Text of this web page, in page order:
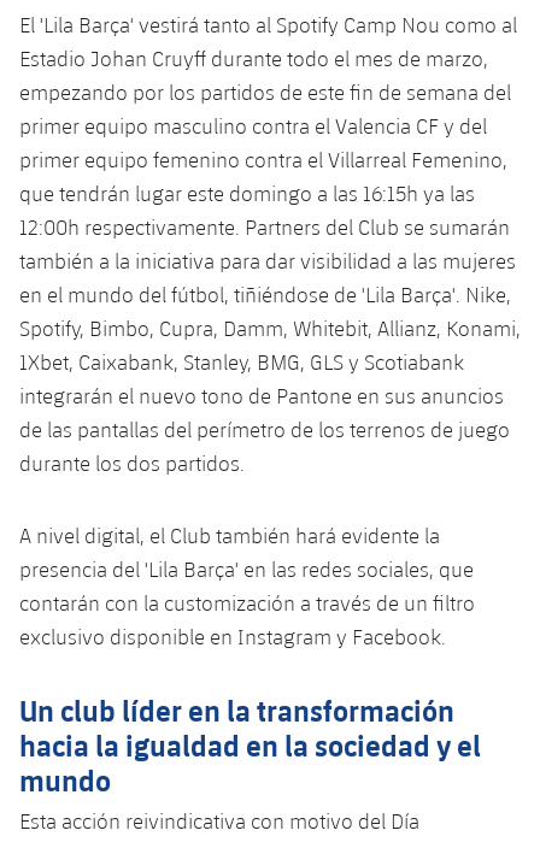
Fotos
VALORANT Game Changers
eFootball
El 'Lila Barça' vestirá tanto al Spotify Camp Nou como al
Estadio Johan Cruyff durante todo el mes de marzo,
empezando por los partidos de este fin de semana del
primer equipo masculino contra el Valencia CF y del
primer equipo femenino contra el Villarreal Femenino,
que tendrán lugar este domingo a las 16:15h ya las
12:00h respectivamente. Partners del Club se sumarán
también a la iniciativa para dar visibilidad a las mujeres
en el mundo del fútbol, ​​tiñiéndose de 'Lila Barça'. Nike,
Spotify, Bimbo, Cupra, Damm, Whitebit, Allianz, Konami,
1Xbet, Caixabank, Stanley, BMG, GLS y Scotiabank
integrarán el nuevo tono de Pantone en sus anuncios
de las pantallas del perímetro de los terrenos de juego
durante los dos partidos.
A nivel digital, el Club también hará evidente la
presencia del 'Lila Barça' en las redes sociales, que
contarán con la customización a través de un filtro
exclusivo disponible en Instagram y Facebook.
Un club líder en la transformación
hacia la igualdad en la sociedad y el
mundo
Esta acción reivindicativa con motivo del Día